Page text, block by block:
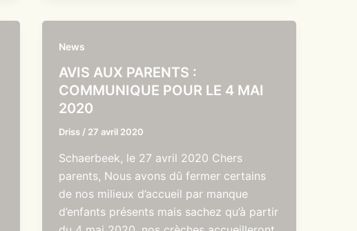
News
AVIS AUX PARENTS :
COMMUNIQUE POUR LE 4 MAI
2020
Driss / 27 avril 2020
Schaerbeek, le 27 avril 2020 Chers
parents, Nous avons dû fermer certains
de nos milieux d’accueil par manque
d’enfants présents mais sachez qu’à partir